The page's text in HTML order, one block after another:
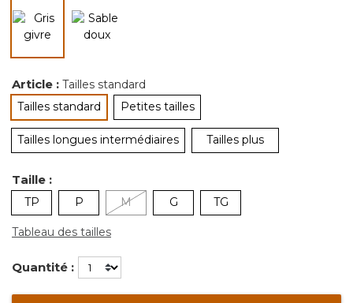
Article : Tailles standard
Tailles standard
sélectionné
Petites tailles
Tailles longues intermédiaires Tailles plus
Taille :
TP P M G TG
Tableau des tailles
Quantité :